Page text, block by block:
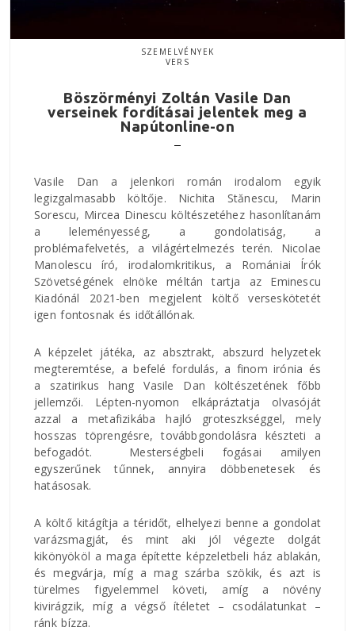
SZEMELVÉNYEK
VERS
Böszörményi Zoltán Vasile Dan
verseinek fordításai jelentek meg a
Napútonline-on
Vasile Dan a jelenkori román irodalom egyik
legizgalmasabb költője. Nichita Stănescu, Marin
Sorescu, Mircea Dinescu költészetéhez hasonlítanám
a leleményesség, a gondolatiság, a
problémafelvetés, a világértelmezés terén. Nicolae
Manolescu író, irodalomkritikus, a Romániai Írók
Szövetségének elnöke méltán tartja az Eminescu
Kiadónál 2021-ben megjelent költő verseskötetét
igen fontosnak és időtállónak.
A képzelet játéka, az absztrakt, abszurd helyzetek
megteremtése, a befelé fordulás, a finom irónia és
a szatirikus hang Vasile Dan költészetének főbb
jellemzői. Lépten-nyomon elkápráztatja olvasóját
azzal a metafizikába hajló groteszkséggel, mely
hosszas töprengésre, továbbgondolásra készteti a
befogadót. Mesterségbeli fogásai amilyen
egyszerűnek tűnnek, annyira döbbenetesek és
hatásosak.
A költő kitágítja a téridőt, elhelyezi benne a gondolat
varázsmagját, és mint aki jól végezte dolgát
kikönyököl a maga építette képzeletbeli ház ablakán,
és megvárja, míg a mag szárba szökik, és azt is
türelmes figyelemmel követi, amíg a növény
kivirágzik, míg a végső ítéletet – csodálatunkat –
ránk bízza.